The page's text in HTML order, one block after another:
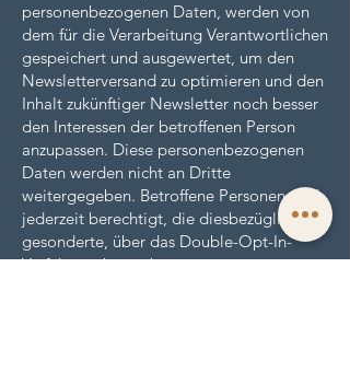
personenbezogenen Daten, werden von
dem für die Verarbeitung Verantwortlichen
gespeichert und ausgewertet, um den
Newsletterversand zu optimieren und den
Inhalt zukünftiger Newsletter noch besser
den Interessen der betroffenen Person
anzupassen. Diese personenbezogenen
Daten werden nicht an Dritte
weitergegeben. Betroffene Personen sind
jederzeit berechtigt, die diesbezügliche
gesonderte, über das Double-Opt-In-
Verfahren abgegebene